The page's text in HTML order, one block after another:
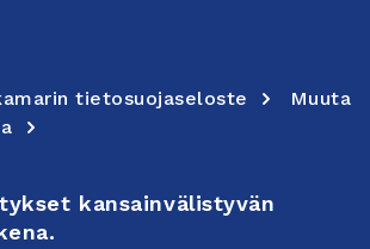
tietosuojaseloste
Muuta
kansainvälistyvän